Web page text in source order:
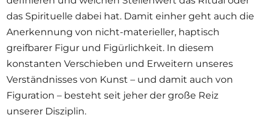
das Spirituelle dabei hat. Damit einher geht auch die
Anerkennung von nicht-materieller, haptisch
greifbarer Figur und Figürlichkeit. In diesem
konstanten Verschieben und Erweitern unseres
Verständnisses von Kunst – und damit auch von
Figuration – besteht seit jeher der große Reiz
unserer Disziplin.